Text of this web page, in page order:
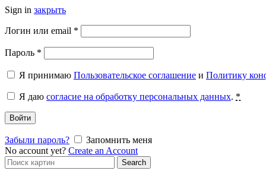
Sign in закрыть
Логин или email *
Пароль *
Я принимаю Пользовательское соглашение и Политику
Я даю согласие на обработку персональных данных. *
Войти
Забыли пароль?
Запомнить меня
No account yet? Create an Account
Search
for:
Search